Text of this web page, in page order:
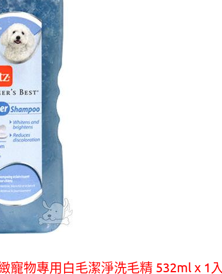
寵物專用白毛潔淨洗毛精 532ml x 1入